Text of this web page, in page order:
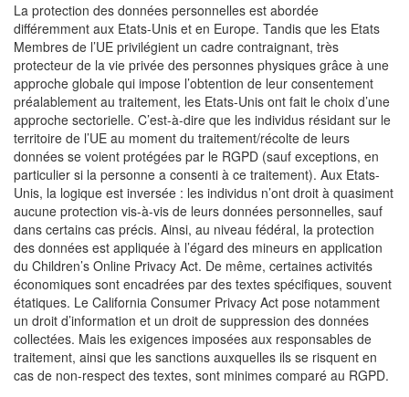
La protection des données personnelles est abordée
différemment aux Etats-Unis et en Europe. Tandis que les Etats
Membres de l’UE privilégient un cadre contraignant, très
protecteur de la vie privée des personnes physiques grâce à une
approche globale qui impose l’obtention de leur consentement
préalablement au traitement, les Etats-Unis ont fait le choix d’une
approche sectorielle. C’est-à-dire que les individus résidant sur le
territoire de l’UE au moment du traitement/récolte de leurs
données se voient protégées par le RGPD (sauf exceptions, en
particulier si la personne a consenti à ce traitement). Aux Etats-
Unis, la logique est inversée : les individus n’ont droit à quasiment
aucune protection vis-à-vis de leurs données personnelles, sauf
dans certains cas précis. Ainsi, au niveau fédéral, la protection
des données est appliquée à l’égard des mineurs en application
du Children’s Online Privacy Act. De même, certaines activités
économiques sont encadrées par des textes spécifiques, souvent
étatiques. Le California Consumer Privacy Act pose notamment
un droit d’information et un droit de suppression des données
collectées. Mais les exigences imposées aux responsables de
traitement, ainsi que les sanctions auxquelles ils se risquent en
cas de non-respect des textes, sont minimes comparé au RGPD.